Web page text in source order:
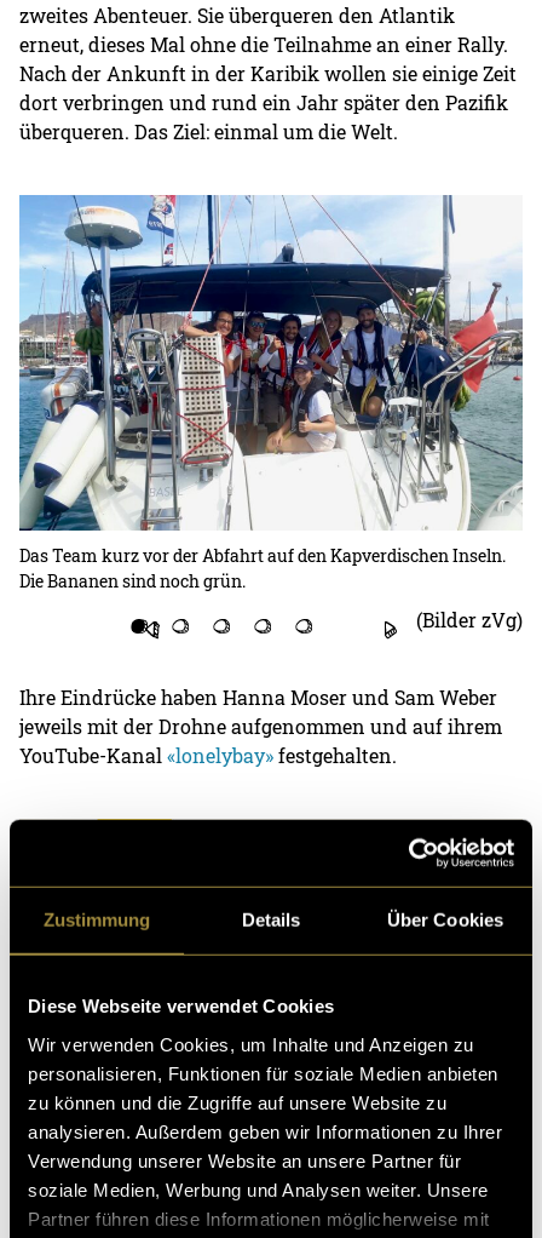
Zustimmung Details Über Cookies
Diese Webseite verwendet Cookies
Wir verwenden Cookies, um Inhalte und Anzeigen zu
personalisieren, Funktionen für soziale Medien anbieten
zu können und die Zugriffe auf unsere Website zu
analysieren. Außerdem geben wir Informationen zu Ihrer
Verwendung unserer Website an unsere Partner für
soziale Medien, Werbung und Analysen weiter. Unsere
Partner führen diese Informationen möglicherweise mit
zweites Abenteuer. Sie überqueren den Atlantik
erneut, dieses Mal ohne die Teilnahme an einer Rally.
Nach der Ankunft in der Karibik wollen sie einige Zeit
dort verbringen und rund ein Jahr später den Pazifik
überqueren. Das Ziel: einmal um die Welt.
Das Team kurz vor der Abfahrt auf den Kapverdischen Inseln.
Die Bananen sind noch grün.
(Bilder zVg)
Ihre Eindrücke haben Hanna Moser und Sam Weber
jeweils mit der Drohne aufgenommen und auf ihrem
YouTube-Kanal«lonelybay»festgehalten.